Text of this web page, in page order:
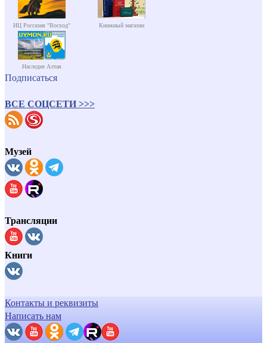
ИЦ Россазия "Восход" Книжный магазин
Наследие Алтая
Подписаться
ВСЕ СОЦСЕТИ >>>
Музей
Трансляции
Книги
Контакты и реквизиты
Написать нам